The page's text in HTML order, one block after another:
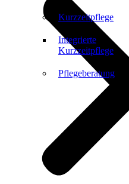
Kurzzeitpflege
Integrierte
Kurzzeitpflege
Pflegeberatung